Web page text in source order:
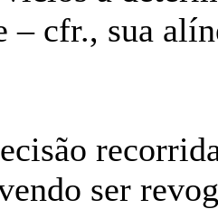
– cfr., sua
ser